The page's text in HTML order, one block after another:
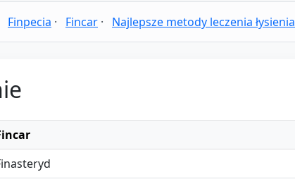
Finpecia · Fincar · Najlepsze metody leczenia łysienia